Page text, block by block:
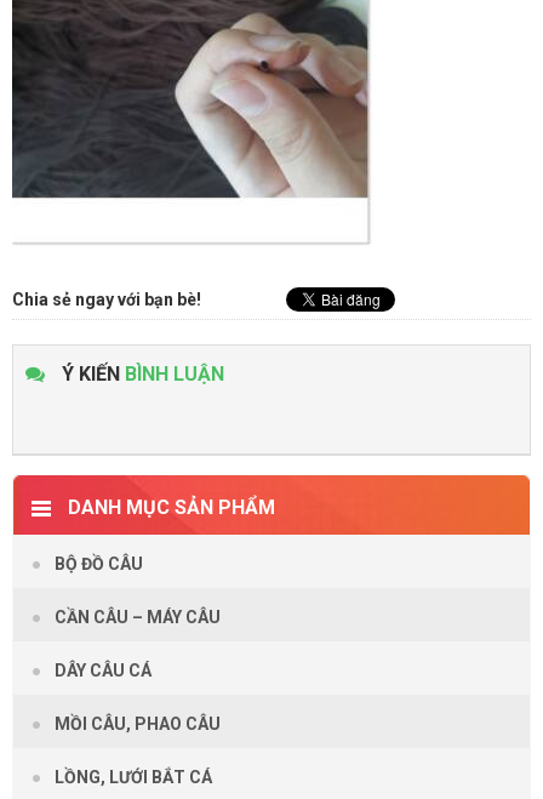
Chia sẻ ngay với bạn bè!
Ý KIẾN BÌNH LUẬN
DANH MỤC SẢN PHẨM
BỘ ĐỒ CÂU
CẦN CÂU – MÁY CÂU
DÂY CÂU CÁ
MỒI CÂU, PHAO CÂU
LỒNG, LƯỚI BẮT CÁ